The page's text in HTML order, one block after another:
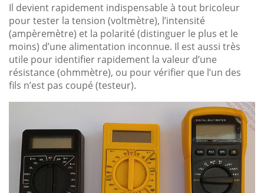
Il devient rapidement indispensable à tout bricoleur
pour tester la tension (voltmètre), l’intensité
(ampèremètre) et la polarité (distinguer le plus et le
moins) d’une alimentation inconnue. Il est aussi très
utile pour identifier rapidement la valeur d’une
résistance (ohmmètre), ou pour vérifier que l’un des
fils n’est pas coupé (testeur).